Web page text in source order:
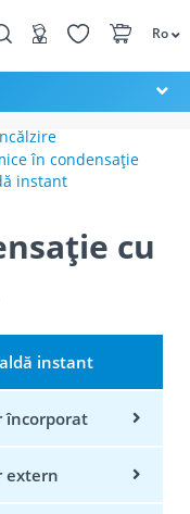
Ro
în condensație
instant
cu
instant
încorporat
extern